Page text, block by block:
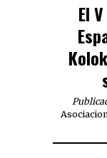
El